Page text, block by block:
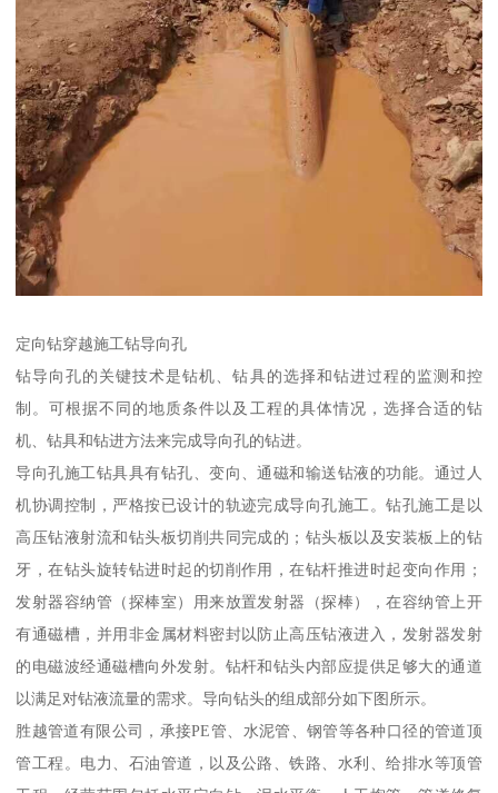
定向钻穿越施工钻导向孔
钻导向孔的关键技术是钻机、钻具的选择和钻进过程的监测和控
制。可根据不同的地质条件以及工程的具体情况，选择合适的钻
机、钻具和钻进方法来完成导向孔的钻进。
导向孔施工钻具具有钻孔、变向、通磁和输送钻液的功能。通过人
机协调控制，严格按已设计的轨迹完成导向孔施工。钻孔施工是以
高压钻液射流和钻头板切削共同完成的；钻头板以及安装板上的钻
牙，在钻头旋转钻进时起的切削作用，在钻杆推进时起变向作用；
发射器容纳管（探棒室）用来放置发射器（探棒），在容纳管上开
有通磁槽，并用非金属材料密封以防止高压钻液进入，发射器发射
的电磁波经通磁槽向外发射。钻杆和钻头内部应提供足够大的通道
以满足对钻液流量的需求。导向钻头的组成部分如下图所示。
胜越管道有限公司，承接PE管、水泥管、钢管等各种口径的管道顶
管工程。电力、石油管道，以及公路、铁路、水利、给排水等顶管